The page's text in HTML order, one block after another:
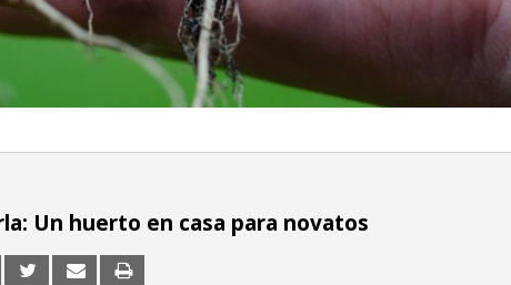
Un huerto en casa para novatos